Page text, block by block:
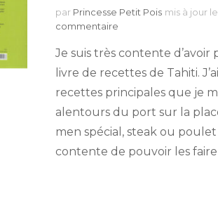
par Princesse Petit Pois mis à jour le
commentaire
culinaire
–
Teahui
Je suis très contente d’avoir
livre de recettes de Tahiti.
recettes principales que je
alentours du port sur la
men spécial, steak ou poulet
contente de pouvoir les